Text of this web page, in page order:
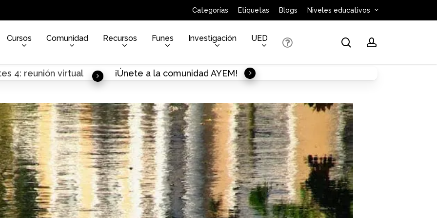
Categorías Etiquetas Blogs Niveles educativos
Cursos Comunidad Recursos Funes Investigación UED searchaccount
4: reunión virtual ¡Únete a la comunidad AYEM!